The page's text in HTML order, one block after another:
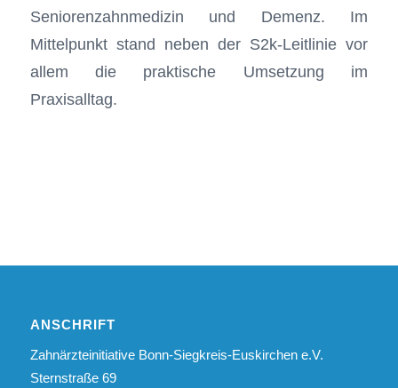
Seniorenzahnmedizin und Demenz. Im
Mittelpunkt stand neben der S2k-Leitlinie vor
allem die praktische Umsetzung im
Praxisalltag.
ANSCHRIFT
Zahnärzteinitiative Bonn-Siegkreis-Euskirchen e.V.
Sternstraße 69